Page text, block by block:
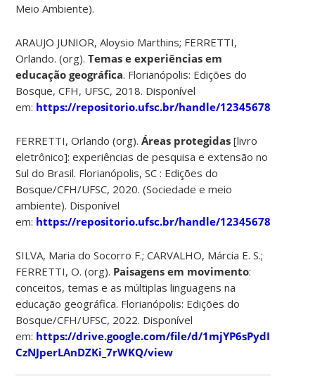
Meio Ambiente).
ARAUJO JUNIOR, Aloysio Marthins; FERRETTI,
Orlando. (org).Temas e experiências em
educação geográfica. Florianópolis: Edições do
Bosque, CFH, UFSC, 2018. Disponível
em: https://repositorio.ufsc.br/handle/123456789/
FERRETTI, Orlando (org).Áreas protegidas [livro
eletrônico]: experiências de pesquisa e extensão no
Sul do Brasil. Florianópolis, SC : Edições do
Bosque/CFH/UFSC, 2020. (Sociedade e meio
ambiente). Disponível
em: https://repositorio.ufsc.br/handle/123456789/
SILVA, Maria do Socorro F.; CARVALHO, Márcia E. S.;
FERRETTI, O. (org). Paisagens em movimento:
conceitos, temas e as múltiplas linguagens na
educação geográfica. Florianópolis: Edições do
Bosque/CFH/UFSC, 2022. Disponível
em: https://drive.google.com/file/d/1mjYP6sPydIN-
CzNJperLAnDZKi_7rWKQ/view